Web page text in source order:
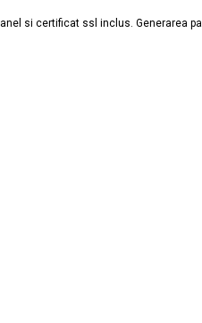
certificat ssl inclus. Generarea